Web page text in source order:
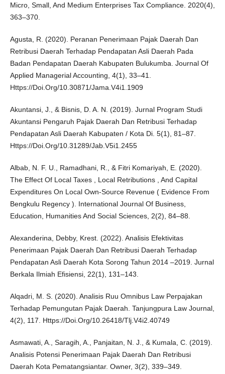
Micro, Small, And Medium Enterprises Tax Compliance. 2020(4),
363–370.
Agusta, R. (2020). Peranan Penerimaan Pajak Daerah Dan
Retribusi Daerah Terhadap Pendapatan Asli Daerah Pada
Badan Pendapatan Daerah Kabupaten Bulukumba. Journal Of
Applied Managerial Accounting, 4(1), 33–41.
Https://Doi.Org/10.30871/Jama.V4i1.1909
Akuntansi, J., & Bisnis, D. A. N. (2019). Jurnal Program Studi
Akuntansi Pengaruh Pajak Daerah Dan Retribusi Terhadap
Pendapatan Asli Daerah Kabupaten / Kota Di. 5(1), 81–87.
Https://Doi.Org/10.31289/Jab.V5i1.2455
Albab, N. F. U., Ramadhani, R., & Fitri Komariyah, E. (2020).
The Effect Of Local Taxes , Local Retributions , And Capital
Expenditures On Local Own-Source Revenue ( Evidence From
Bengkulu Regency ). International Journal Of Business,
Education, Humanities And Social Sciences, 2(2), 84–88.
Alexanderina, Debby, Krest. (2022). Analisis Efektivitas
Penerimaan Pajak Daerah Dan Retribusi Daerah Terhadap
Pendapatan Asli Daerah Kota Sorong Tahun 2014 –2019. Jurnal
Berkala Ilmiah Efisiensi, 22(1), 131–143.
Alqadri, M. S. (2020). Analisis Ruu Omnibus Law Perpajakan
Terhadap Pemungutan Pajak Daerah. Tanjungpura Law Journal,
4(2), 117. Https://Doi.Org/10.26418/Tlj.V4i2.40749
Asmawati, A., Saragih, A., Panjaitan, N. J., & Kumala, C. (2019).
Analisis Potensi Penerimaan Pajak Daerah Dan Retribusi
Daerah Kota Pematangsiantar. Owner, 3(2), 339–349.